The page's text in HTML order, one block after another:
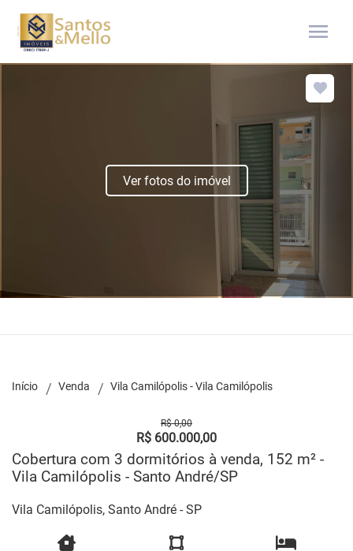
menu
Ver fotos do imóvel
Início Venda Vila Camilópolis - Vila Camilópolis
R$ 0,00
R$ 600.000,00
Cobertura com 3 dormitórios à venda, 152 m² -
Vila Camilópolis - Santo André/SP
Vila Camilópolis, Santo André - SP